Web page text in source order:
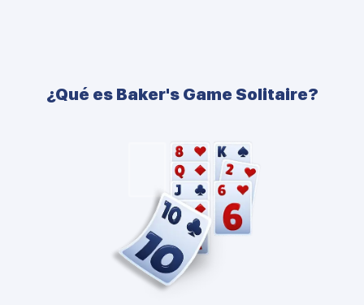
¿Qué es Baker's Game Solitaire?